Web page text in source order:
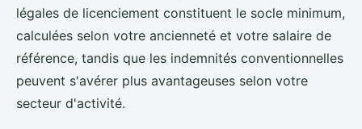
légales de licenciement constituent le socle minimum,
calculées selon votre ancienneté et votre salaire de
référence, tandis que les indemnités conventionnelles
peuvent s'avérer plus avantageuses selon votre
secteur d'activité.